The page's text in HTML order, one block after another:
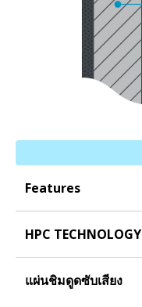
Features
HPC TECHNOLOGY
แผ่นชิมดูดซับเสียง